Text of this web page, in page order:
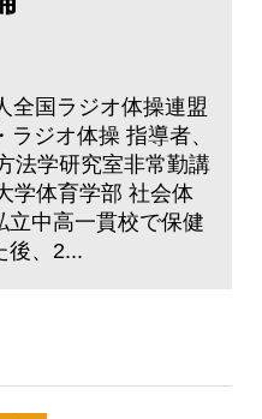
全国ラジオ体操連盟
ジオ体操 指導者、
法学研究室非常勤講
学体育学部 社会体
立中高一貫校で保健
後、2...